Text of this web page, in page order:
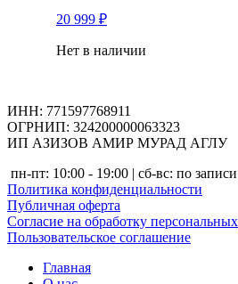
20 999 ₽
Нет в наличии
ИНН: 771597768911
ОГРНИП: 324200000063323
ИП АЗИЗОВ АМИР МУРАД АГЛУ
пн-пт: 10:00 - 19:00 | сб-вс: по записи
Политика конфиденциальности
Публичная оферта
Согласие на обработку
Пользовательское соглашение
Главная